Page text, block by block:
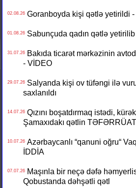
02.08.26Goranboyda kişi qətlə yetirildi -
01.08.26Sabunçuda qadın qətlə yetirilib
31.07.26Bakıda ticarət mərkəzinin
- VİDEO
29.07.26Salyanda kişi ov tüfəngi ilə
saxlanıldı
14.07.26Qızını boşatdırmaq istədi,
Şamaxıdakı qətlin
10.07.26Azərbaycanlı “qanuni oğru“
İDDİA
07.07.26Maşınla bir neçə dəfə
Qobustanda dəhşətli qətl